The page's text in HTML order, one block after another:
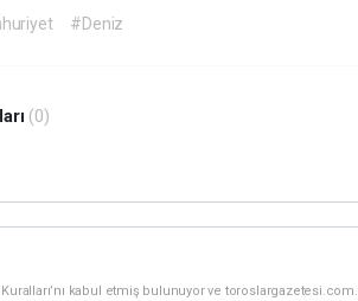
#Deniz
(0)
kabul etmiş bulunuyor ve